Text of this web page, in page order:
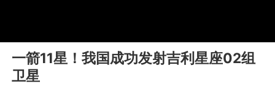
一箭11星！我国成功发射吉利星座02组
卫星